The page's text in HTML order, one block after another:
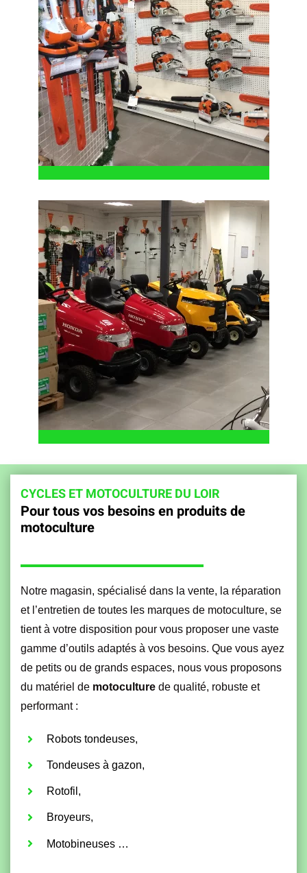
CYCLES ET MOTOCULTURE DU LOIR
Pour tous vos besoins en produits de
motoculture
Notre magasin, spécialisé dans la vente, la réparation
et l’entretien de toutes les marques de motoculture, se
tient à votre disposition pour vous proposer une vaste
gamme d’outils adaptés à vos besoins. Que vous ayez
de petits ou de grands espaces, nous vous proposons
du matériel de motoculture de qualité, robuste et
performant :
Robots tondeuses,
Tondeuses à gazon,
Rotofil,
Broyeurs,
Motobineuses …